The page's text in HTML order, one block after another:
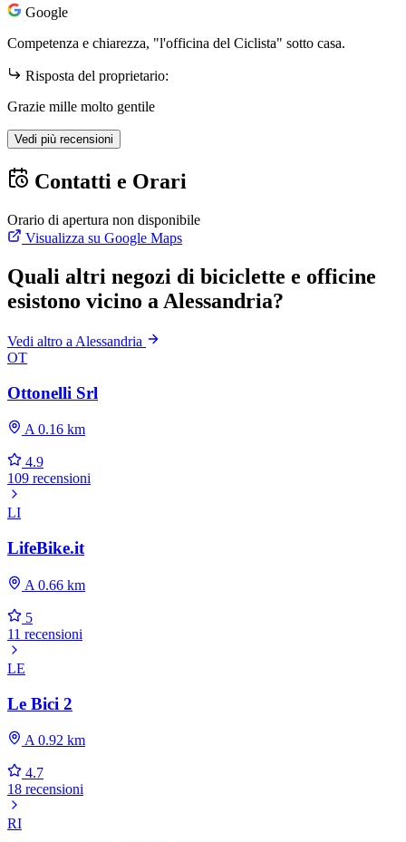
Google
Competenza e chiarezza, "l'officina del Ciclista" sotto casa.
Risposta del proprietario:
Grazie mille molto gentile
Vedi più recensioni
Contatti e Orari
Orario di apertura non disponibile
Visualizza su Google Maps
Quali altri negozi di biciclette e officine
esistono vicino a Alessandria?
Vedi altro a Alessandria
OT
Ottonelli Srl
A 0.16 km
4.9
109 recensioni
LI
LifeBike.it
A 0.66 km
5
11 recensioni
LE
Le Bici 2
A 0.92 km
4.7
18 recensioni
RI